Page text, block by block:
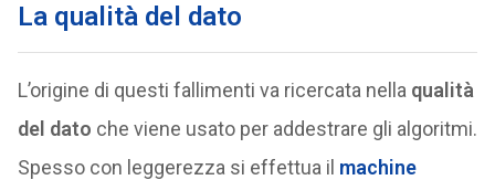
La qualità del dato
L’origine di questi fallimenti va ricercata nella qualità
del dato che viene usato per addestrare gli algoritmi.
Spesso con leggerezza si effettua il machine